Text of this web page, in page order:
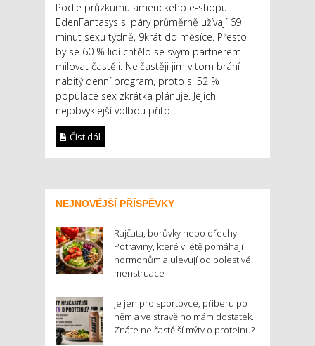
Podle průzkumu amerického e-shopu
EdenFantasys si páry průměrně užívají 69
minut sexu týdně, 9krát do měsíce. Přesto
by se 60 % lidí chtělo se svým partnerem
milovat častěji. Nejčastěji jim v tom brání
nabitý denní program, proto si 52 %
populace sex zkrátka plánuje. Jejich
nejobvyklejší volbou přito...
Číst dál
NEJNOVĚJŠÍ PŘÍSPĚVKY
Rajčata, borůvky nebo ořechy.
Potraviny, které v létě pomáhají
hormonům a ulevují od bolestivé
menstruace
Je jen pro sportovce, přiberu po
něm a ve stravě ho mám dostatek.
Znáte nejčastější mýty o proteinu?